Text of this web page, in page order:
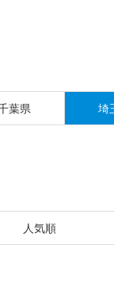
葉県 埼
人気順